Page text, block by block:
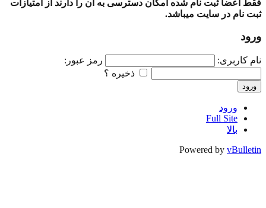
فقط اعضا ثبت نام شده امکان دسترسی به آن را دارند از امتیازات
ثبت نام در سایت میباشد.
ورود
نام کاربری:
رمز عبور:
ذخیره ؟
ورود
ورود
Full Site
بالا
Powered by vBulletin